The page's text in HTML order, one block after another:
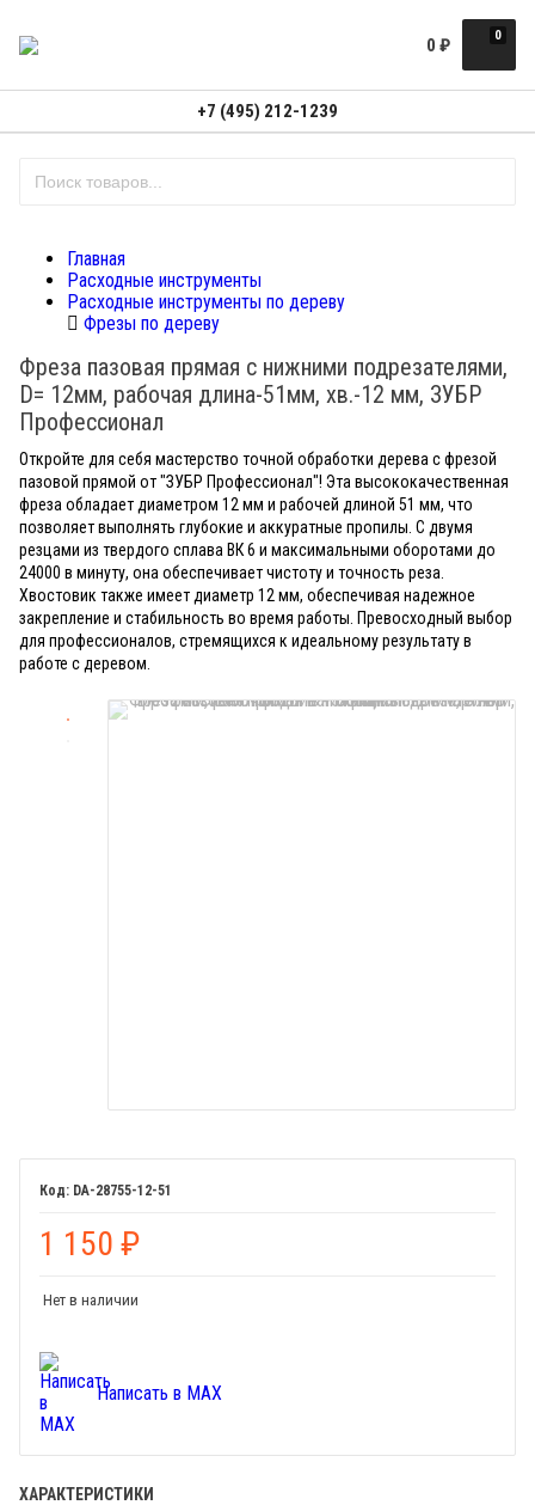
0
0 ₽
+7 (495) 212-1239
Главная
Расходные инструменты
Расходные инструменты по дереву
Фрезы по дереву
Фреза пазовая прямая с нижними подрезателями,
D= 12мм, рабочая длина-51мм, хв.-12 мм, ЗУБР
Профессионал
Откройте для себя мастерство точной обработки дерева с фрезой
пазовой прямой от "ЗУБР Профессионал"! Эта высококачественная
фреза обладает диаметром 12 мм и рабочей длиной 51 мм, что
позволяет выполнять глубокие и аккуратные пропилы. С двумя
резцами из твердого сплава ВК 6 и максимальными оборотами до
24000 в минуту, она обеспечивает чистоту и точность реза.
Хвостовик также имеет диаметр 12 мм, обеспечивая надежное
закрепление и стабильность во время работы. Превосходный выбор
для профессионалов, стремящихся к идеальному результату в
работе с деревом.
DA-28755-12-51
1 150 ₽
Нет в наличии
Написать в MAX
ХАРАКТЕРИСТИКИ